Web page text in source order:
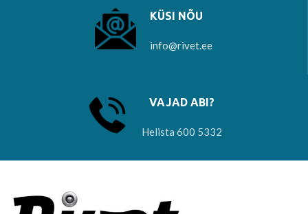
KÜSI NÕU
info@rivet.ee
VAJAD ABI?
Helista 600 5332